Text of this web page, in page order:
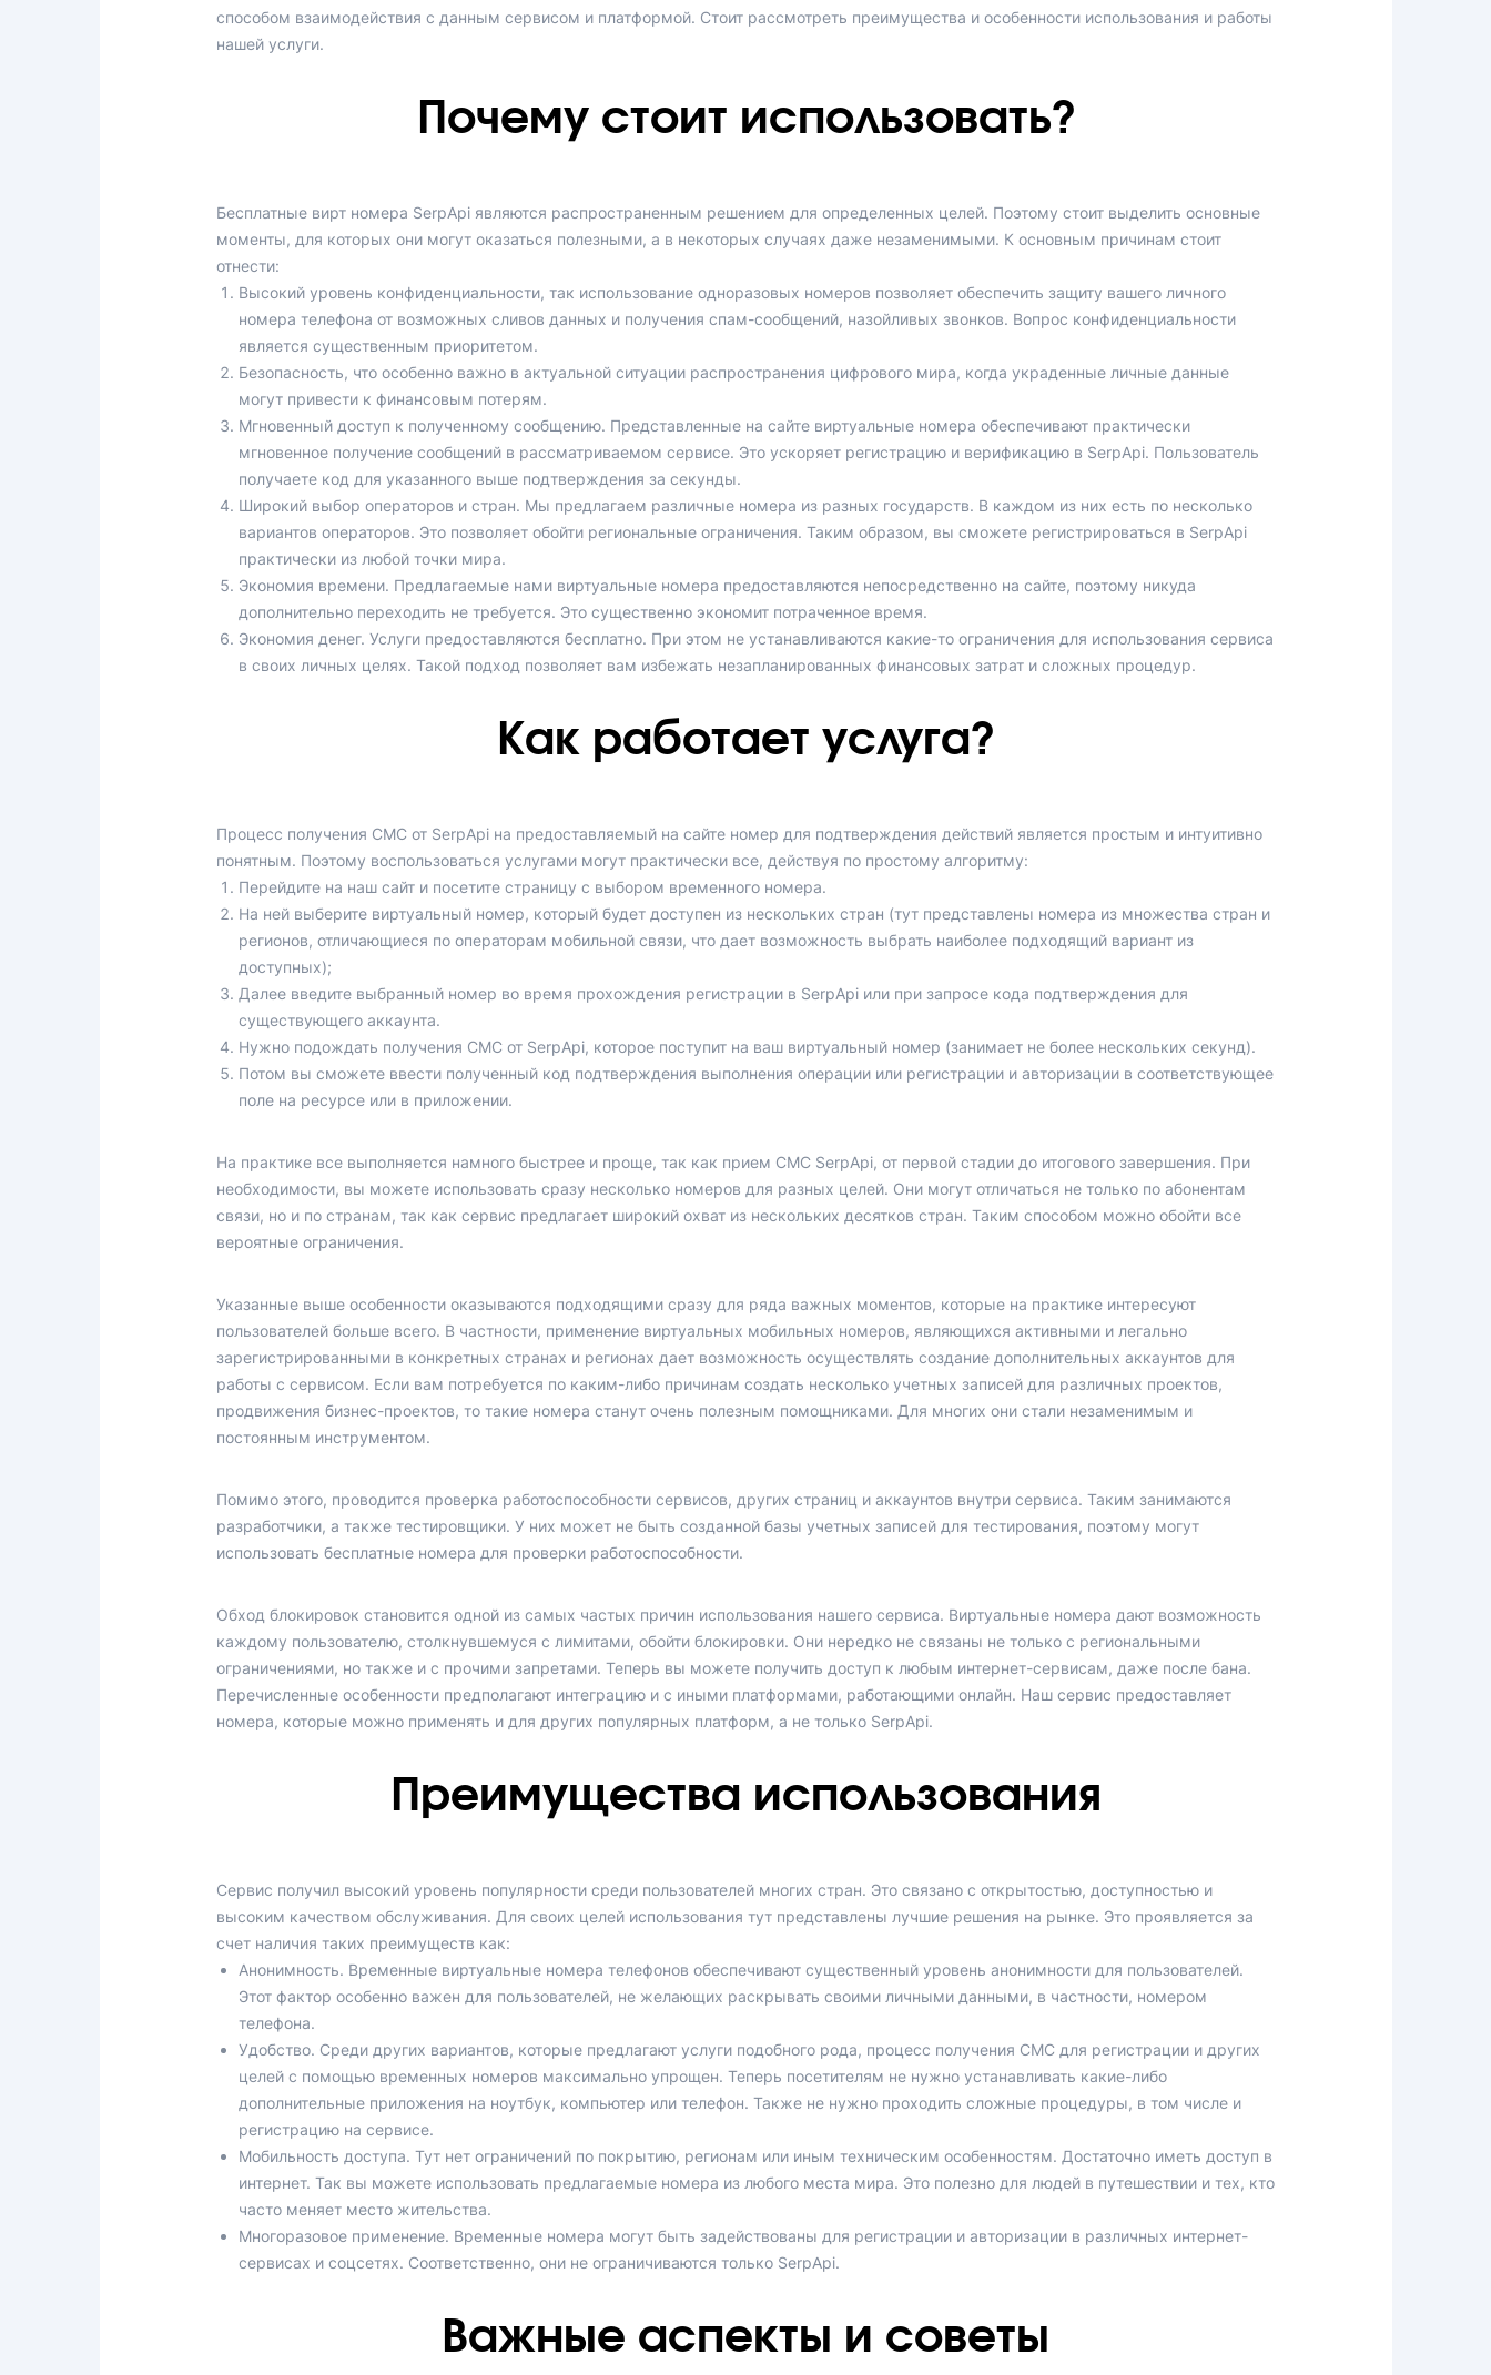
способом взаимодействия с данным сервисом и платформой. Стоит рассмотреть преимущества и особенности использования и работы
нашей услуги.
Почему стоит использовать?
Бесплатные вирт номера SerpApi являются распространенным решением для определенных целей. Поэтому стоит выделить основные
моменты, для которых они могут оказаться полезными, а в некоторых случаях даже незаменимыми. К основным причинам стоит
отнести:
Высокий уровень конфиденциальности, так использование одноразовых номеров позволяет обеспечить защиту вашего личного
номера телефона от возможных сливов данных и получения спам-сообщений, назойливых звонков. Вопрос конфиденциальности
является существенным приоритетом.
Безопасность, что особенно важно в актуальной ситуации распространения цифрового мира, когда украденные личные данные
могут привести к финансовым потерям.
Мгновенный доступ к полученному сообщению. Представленные на сайте виртуальные номера обеспечивают практически
мгновенное получение сообщений в рассматриваемом сервисе. Это ускоряет регистрацию и верификацию в SerpApi. Пользователь
получаете код для указанного выше подтверждения за секунды.
Широкий выбор операторов и стран. Мы предлагаем различные номера из разных государств. В каждом из них есть по несколько
вариантов операторов. Это позволяет обойти региональные ограничения. Таким образом, вы сможете регистрироваться в SerpApi
практически из любой точки мира.
Экономия времени. Предлагаемые нами виртуальные номера предоставляются непосредственно на сайте, поэтому никуда
дополнительно переходить не требуется. Это существенно экономит потраченное время.
Экономия денег. Услуги предоставляются бесплатно. При этом не устанавливаются какие-то ограничения для использования сервиса
в своих личных целях. Такой подход позволяет вам избежать незапланированных финансовых затрат и сложных процедур.
Как работает услуга?
Процесс получения СМС от SerpApi на предоставляемый на сайте номер для подтверждения действий является простым и интуитивно
понятным. Поэтому воспользоваться услугами могут практически все, действуя по простому алгоритму:
Перейдите на наш сайт и посетите страницу с выбором временного номера.
На ней выберите виртуальный номер, который будет доступен из нескольких стран (тут представлены номера из множества стран и
регионов, отличающиеся по операторам мобильной связи, что дает возможность выбрать наиболее подходящий вариант из
доступных);
Далее введите выбранный номер во время прохождения регистрации в SerpApi или при запросе кода подтверждения для
существующего аккаунта.
Нужно подождать получения СМС от SerpApi, которое поступит на ваш виртуальный номер (занимает не более нескольких секунд).
Потом вы сможете ввести полученный код подтверждения выполнения операции или регистрации и авторизации в соответствующее
поле на ресурсе или в приложении.
На практике все выполняется намного быстрее и проще, так как прием СМС SerpApi, от первой стадии до итогового завершения. При
необходимости, вы можете использовать сразу несколько номеров для разных целей. Они могут отличаться не только по абонентам
связи, но и по странам, так как сервис предлагает широкий охват из нескольких десятков стран. Таким способом можно обойти все
вероятные ограничения.
Указанные выше особенности оказываются подходящими сразу для ряда важных моментов, которые на практике интересуют
пользователей больше всего. В частности, применение виртуальных мобильных номеров, являющихся активными и легально
зарегистрированными в конкретных странах и регионах дает возможность осуществлять создание дополнительных аккаунтов для
работы с сервисом. Если вам потребуется по каким-либо причинам создать несколько учетных записей для различных проектов,
продвижения бизнес-проектов, то такие номера станут очень полезным помощниками. Для многих они стали незаменимым и
постоянным инструментом.
Помимо этого, проводится проверка работоспособности сервисов, других страниц и аккаунтов внутри сервиса. Таким занимаются
разработчики, а также тестировщики. У них может не быть созданной базы учетных записей для тестирования, поэтому могут
использовать бесплатные номера для проверки работоспособности.
Обход блокировок становится одной из самых частых причин использования нашего сервиса. Виртуальные номера дают возможность
каждому пользователю, столкнувшемуся с лимитами, обойти блокировки. Они нередко не связаны не только с региональными
ограничениями, но также и с прочими запретами. Теперь вы можете получить доступ к любым интернет-сервисам, даже после бана.
Перечисленные особенности предполагают интеграцию и с иными платформами, работающими онлайн. Наш сервис предоставляет
номера, которые можно применять и для других популярных платформ, а не только SerpApi.
Преимущества использования
Сервис получил высокий уровень популярности среди пользователей многих стран. Это связано с открытостью, доступностью и
высоким качеством обслуживания. Для своих целей использования тут представлены лучшие решения на рынке. Это проявляется за
счет наличия таких преимуществ как:
Анонимность. Временные виртуальные номера телефонов обеспечивают существенный уровень анонимности для пользователей.
Этот фактор особенно важен для пользователей, не желающих раскрывать своими личными данными, в частности, номером
телефона.
Удобство. Среди других вариантов, которые предлагают услуги подобного рода, процесс получения СМС для регистрации и других
целей с помощью временных номеров максимально упрощен. Теперь посетителям не нужно устанавливать какие-либо
дополнительные приложения на ноутбук, компьютер или телефон. Также не нужно проходить сложные процедуры, в том числе и
регистрацию на сервисе.
Мобильность доступа. Тут нет ограничений по покрытию, регионам или иным техническим особенностям. Достаточно иметь доступ в
интернет. Так вы можете использовать предлагаемые номера из любого места мира. Это полезно для людей в путешествии и тех, кто
часто меняет место жительства.
Многоразовое применение. Временные номера могут быть задействованы для регистрации и авторизации в различных интернет-
сервисах и соцсетях. Соответственно, они не ограничиваются только SerpApi.
Важные аспекты и советы